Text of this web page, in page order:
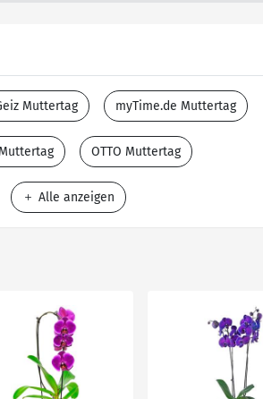
Muttertag myTime.de Muttertag
OTTO Muttertag
Alle anzeigen